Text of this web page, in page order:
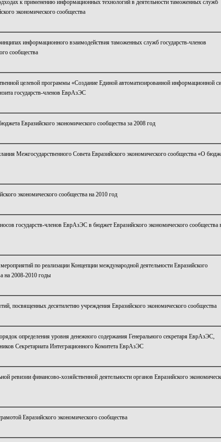
к применению информационных технологий в деятельности таможенных служб
экономического сообщества
информационного взаимодействия таможенных служб государств-членов
сообщества
целевой программы «Создание Единой автоматизированной информационной
государств-членов ЕврАзЭС
Евразийского экономического сообщества за 2008 год
Межгосударственного Совета Евразийского экономического сообщества «О
экономического сообщества на 2010 год
государств-членов ЕврАзЭС в бюджет Евразийского экономического сообщества
по реализации Концепции международной деятельности Евразийского
на 2008-2010 годы
посвященных десятилетию учреждения Евразийского экономического сообщества
определения уровня денежного содержания Генерального секретаря ЕврАзЭС,
Секретариата Интеграционного Комитета ЕврАзЭС
ревизии финансово-хозяйственной деятельности органов Евразийского
Евразийского экономического сообщества